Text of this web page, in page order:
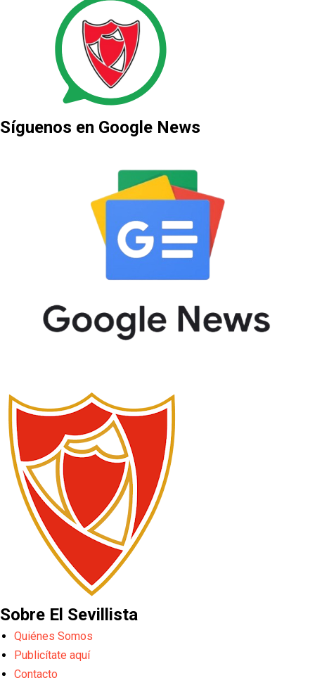
Síguenos en Google News
Sobre El Sevillista
Quiénes Somos
Publicítate aquí
Contacto